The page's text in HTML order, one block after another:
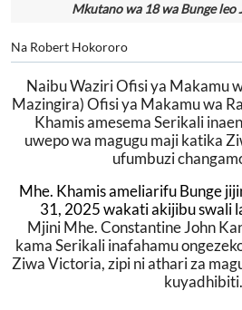
Mkutano wa 18 wa Bunge leo
Na Robert Hokororo
Naibu Waziri Ofisi ya Makamu
Mazingira) Ofisi ya Makamu wa
Khamis amesema Serikali
uwepo wa magugu maji katika
ufumbuzi
Mhe. Khamis ameliarifu Bunge
31, 2025 wakati akijibu swali
Mjini Mhe. Constantine John
kama Serikali inafahamu
Ziwa Victoria, zipi ni athari za
kuyadhibiti.